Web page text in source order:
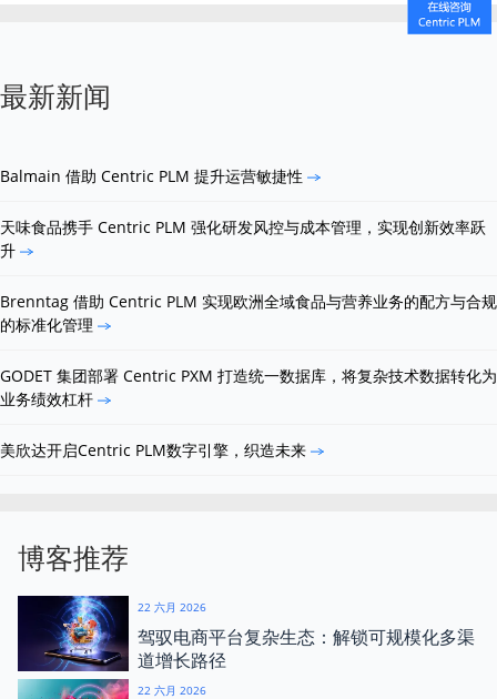
最新新闻
Balmain 借助 Centric PLM 提升运营敏捷性
天味食品携手 Centric PLM 强化研发风控与成本管理，实现创新效率跃
升
Brenntag 借助 Centric PLM 实现欧洲全域食品与营养业务的配方与合规
的标准化管理
GODET 集团部署 Centric PXM 打造统一数据库，将复杂技术数据转化为
业务绩效杠杆
美欣达开启Centric PLM数字引擎，织造未来
博客推荐
22 六月 2026
驾驭电商平台复杂生态：解锁可规模化多渠
道增长路径
22 六月 2026